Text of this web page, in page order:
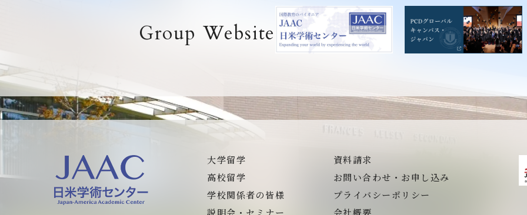
Group Website
大学留学
高校留学
学校関係者の皆様
説明会・セミナー
資料請求
お問い合わせ・お申し込み
プライバシーポリシー
会社概要